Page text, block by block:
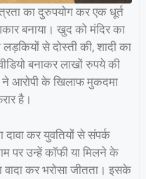
का दुरुपयोग कर एक धूर्त
बनाया। खुद को मंदिर का
से दोस्ती की, शादी का
बनाकर लाखों रुपये की
आरोपी के खिलाफ मुकदमा
है।
दावा कर युवतियों से संपर्क
पर उन्हें कॉफी या मिलने के
वादा कर भरोसा जीतता। इसके